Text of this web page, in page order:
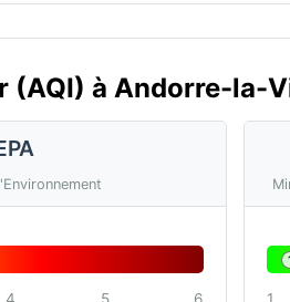
(AQI) à Andorre-la-